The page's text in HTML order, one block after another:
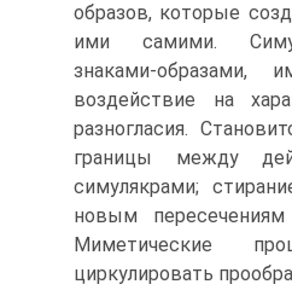
образов, которые
ими самими.
знаками-образами,
воздействие на
разногла­сия.
границы между
симулякрами;
новым
Миметические
циркулировать